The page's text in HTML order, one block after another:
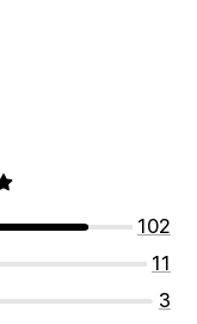
102
11
3